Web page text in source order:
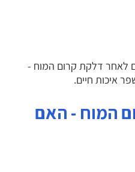
לאחר דלקת קרום המוח -
איכות חיים.
המוח - האם